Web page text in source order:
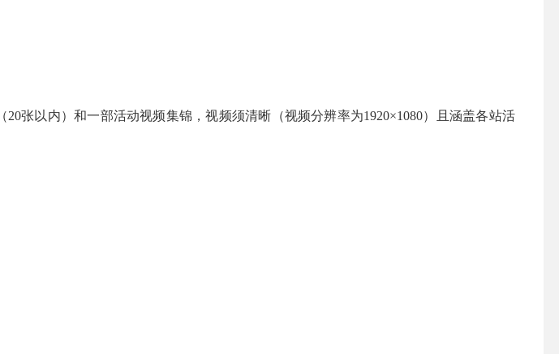
20张以内）和一部活动视频集锦，视频须清晰（视频分辨率为1920×1080）且涵盖各站活